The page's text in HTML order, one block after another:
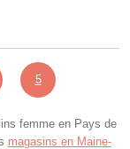
5
femme en Pays de
magasins en Maine-